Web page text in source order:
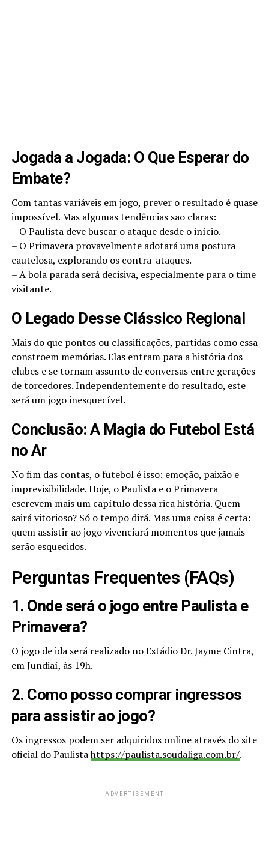
Jogada a Jogada: O Que Esperar do
Embate?
Com tantas variáveis em jogo, prever o resultado é quase
impossível. Mas algumas tendências são claras:
– O Paulista deve buscar o ataque desde o início.
– O Primavera provavelmente adotará uma postura
cautelosa, explorando os contra-ataques.
– A bola parada será decisiva, especialmente para o time
visitante.
O Legado Desse Clássico Regional
Mais do que pontos ou classificações, partidas como essa
constroem memórias. Elas entram para a história dos
clubes e se tornam assunto de conversas entre gerações
de torcedores. Independentemente do resultado, este
será um jogo inesquecível.
Conclusão: A Magia do Futebol Está
no Ar
No fim das contas, o futebol é isso: emoção, paixão e
imprevisibilidade. Hoje, o Paulista e o Primavera
escrevem mais um capítulo dessa rica história. Quem
sairá vitorioso? Só o tempo dirá. Mas uma coisa é certa:
quem assistir ao jogo vivenciará momentos que jamais
serão esquecidos.
Perguntas Frequentes (FAQs)
1. Onde será o jogo entre Paulista e
Primavera?
O jogo de ida será realizado no Estádio Dr. Jayme Cintra,
em Jundiaí, às 19h.
2. Como posso comprar ingressos
para assistir ao jogo?
Os ingressos podem ser adquiridos online através do site
oficial do Paulistahttps://paulista.soudaliga.com.br/.
ADVERTISEMENT